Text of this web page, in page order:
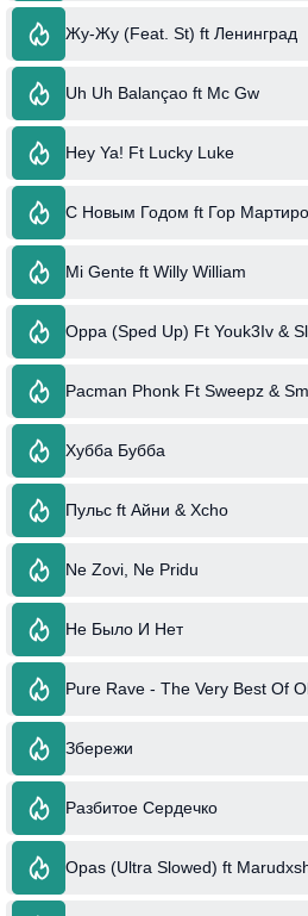
Жу-Жу (Feat. St) ft Ленинград
Uh Uh Balançao ft Mc Gw
Hey Ya! Ft Lucky Luke
С Новым Годом ft Гор
Mi Gente ft Willy William
Oppa (Sped Up) Ft Youk3Iv &
Pacman Phonk Ft Sweepz &
Хубба Бубба
Пульс ft Айни & Xcho
Ne Zovi, Ne Pridu
Не Было И Нет
Pure Rave - The Very Best Of
Збережи
Разбитое Сердечко
Opas (Ultra Slowed) ft